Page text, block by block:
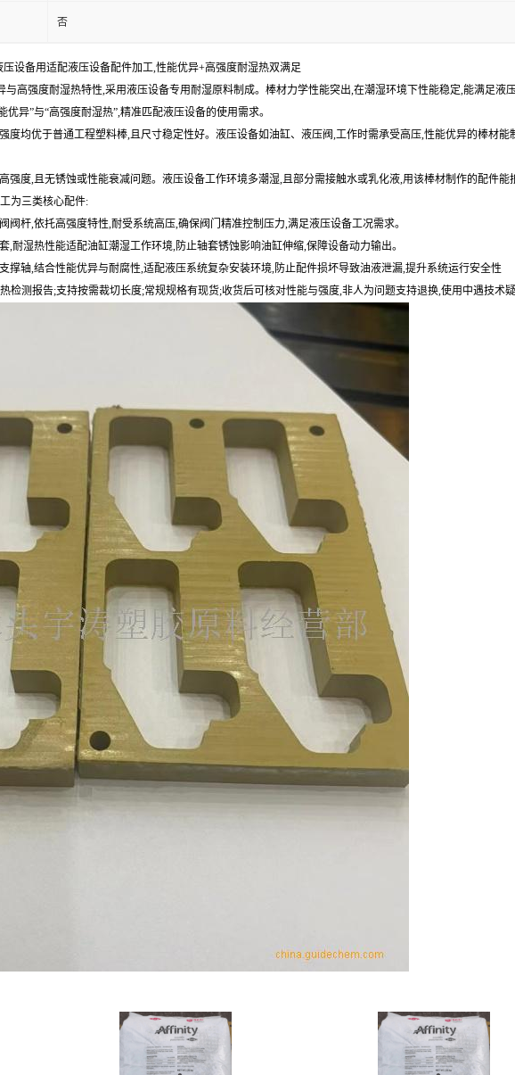
否
设备用适配液压设备配件加工,性能优异+高强度耐湿热双满足
高强度耐湿热特性,采用液压设备专用耐湿原料制成。棒材力学性能突出,在潮湿环境下性能稳定,能满足液
异”与“高强度耐湿热”,精准匹配液压设备的使用需求。
度均优于普通工程塑料棒,且尺寸稳定性好。液压设备如油缸、液压阀,工作时需承受高压,性能优异的棒材
强度,且无锈蚀或性能衰减问题。液压设备工作环境多潮湿,且部分需接触水或乳化液,用该棒材制作的配件
为三类核心配件:
阀杆,依托高强度特性,耐受系统高压,确保阀门精准控制压力,满足液压设备工况需求。
,耐湿热性能适配油缸潮湿工作环境,防止轴套锈蚀影响油缸伸缩,保障设备动力输出。
撑轴,结合性能优异与耐腐性,适配液压系统复杂安装环境,防止配件损坏导致油液泄漏,提升系统运行安全性
检测报告;支持按需裁切长度;常规规格有现货;收货后可核对性能与强度,非人为问题支持退换,使用中遇技术